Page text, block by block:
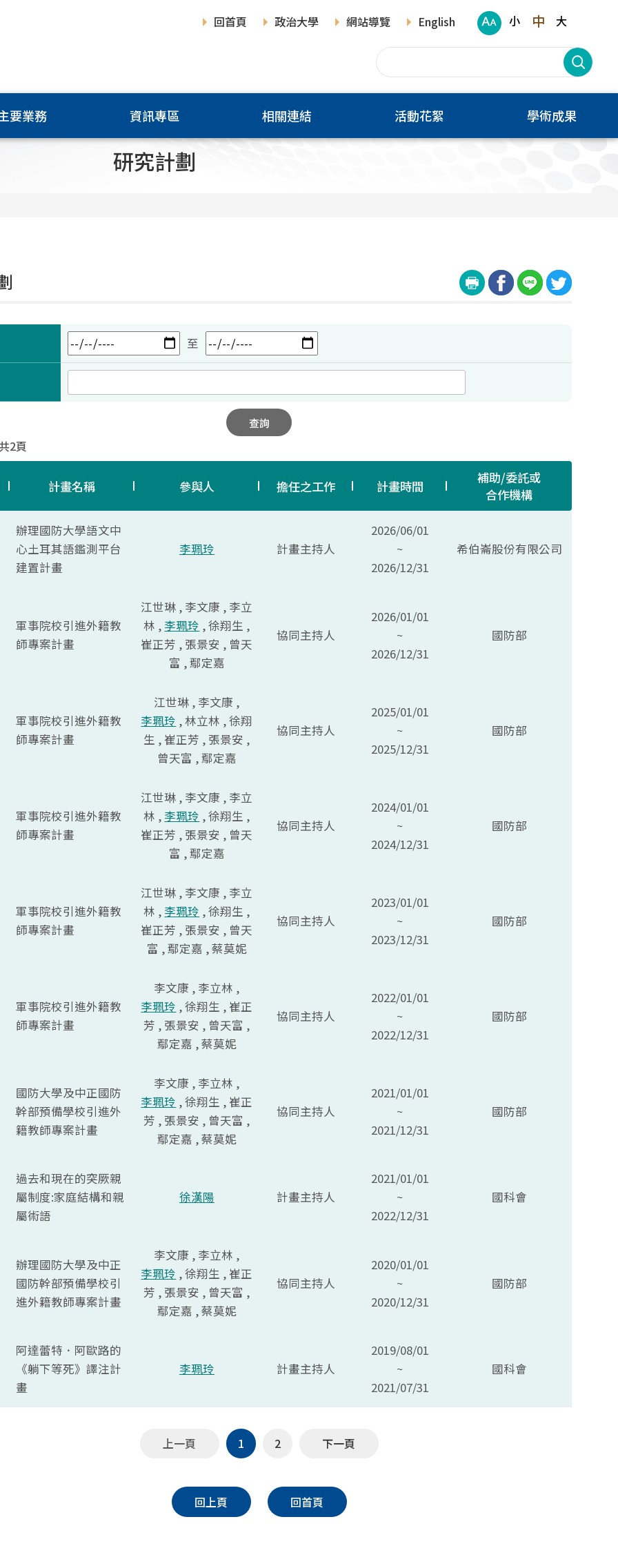
回首頁
政治大學 網站導覽 English 小 中 大
要業務 資訊專區 相關連結 活動花絮 學術成果
研究計劃
至
查詢
2頁
計畫名稱 參與人 擔任之工作 計畫時間
補助/委託或
合作機構
辦理國防大學語文中
心土耳其語鑑測平台
建置計畫
李珮玲 計畫主持人
2026/06/01
~
2026/12/31
希伯崙股份有限公司
軍事院校引進外籍教
師專案計畫
江世琳 , 李文康 , 李立
林 , 李珮玲 , 徐翔生 ,
崔正芳 , 張景安 , 曾天
富 , 鄢定嘉
協同主持人
2026/01/01
~
2026/12/31
國防部
軍事院校引進外籍教
師專案計畫
江世琳 , 李文康 ,
李珮玲 , 林立林 , 徐翔
生 , 崔正芳 , 張景安 ,
曾天富 , 鄢定嘉
協同主持人
2025/01/01
~
2025/12/31
國防部
軍事院校引進外籍教
師專案計畫
江世琳 , 李文康 , 李立
林 , 李珮玲 , 徐翔生 ,
崔正芳 , 張景安 , 曾天
富 , 鄢定嘉
協同主持人
2024/01/01
~
2024/12/31
國防部
軍事院校引進外籍教
師專案計畫
江世琳 , 李文康 , 李立
林 , 李珮玲 , 徐翔生 ,
崔正芳 , 張景安 , 曾天
富 , 鄢定嘉 , 蔡莫妮
協同主持人
2023/01/01
~
2023/12/31
國防部
軍事院校引進外籍教
師專案計畫
李文康 , 李立林 ,
李珮玲 , 徐翔生 , 崔正
芳 , 張景安 , 曾天富 ,
鄢定嘉 , 蔡莫妮
協同主持人
2022/01/01
~
2022/12/31
國防部
國防大學及中正國防
幹部預備學校引進外
籍教師專案計畫
李文康 , 李立林 ,
李珮玲 , 徐翔生 , 崔正
芳 , 張景安 , 曾天富 ,
鄢定嘉 , 蔡莫妮
協同主持人
2021/01/01
~
2021/12/31
國防部
過去和現在的突厥親
屬制度:家庭結構和親
屬術語
徐漢陽 計畫主持人
2021/01/01
~
2022/12/31
國科會
辦理國防大學及中正
國防幹部預備學校引
進外籍教師專案計畫
李文康 , 李立林 ,
李珮玲 , 徐翔生 , 崔正
芳 , 張景安 , 曾天富 ,
鄢定嘉 , 蔡莫妮
協同主持人
2020/01/01
~
2020/12/31
國防部
阿達蕾特．阿歐路的
《躺下等死》譯注計
畫
李珮玲 計畫主持人
2019/08/01
~
2021/07/31
國科會
上一頁 1 2 下一頁
回上頁 回首頁